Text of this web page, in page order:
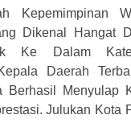
Kepemimpinan
Dikenal Hangat
Ke Dalam
Daerah
Berhasil Menyulap
Julukan Kota